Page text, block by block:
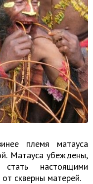
племя матауса
Матауса убеждены,
настоящими
скверны матерей.